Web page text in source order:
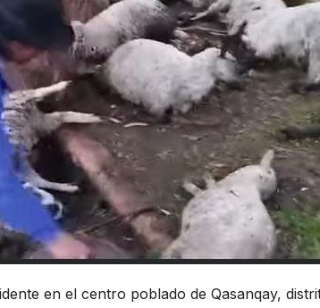
en el centro poblado de Qasanqay,